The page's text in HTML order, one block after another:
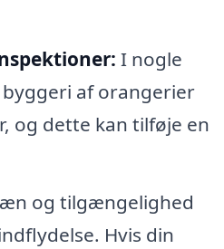
I nogle
af orangerier
og dette kan tilføje en
og tilgængelighed
Hvis din